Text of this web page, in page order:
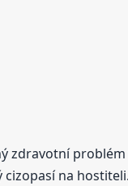
zdravotní problém
na